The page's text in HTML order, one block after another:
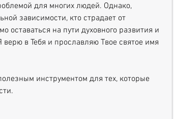
для многих людей. Однако,
зависимости, кто страдает от
оставаться на пути духовного развития и
в Тебя и прославляю Твое святое имя
инструментом для тех, которые